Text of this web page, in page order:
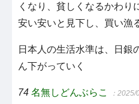
くなり、貧しくなるかわり
安い安いと見下し、買い漁
日本人の生活水準は、日銀
ん下がっていく
74 名無しどんぶらこ ：